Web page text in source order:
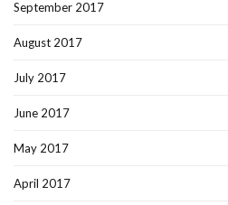
September 2017
August 2017
July 2017
June 2017
May 2017
April 2017